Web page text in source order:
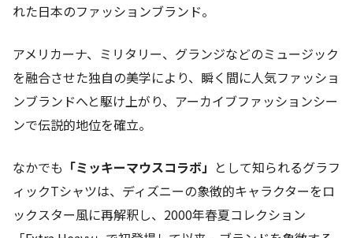
れた日本のファッションブランド。
アメリカーナ、ミリタリー、グランジなどのミュージック
を融合させた独自の美学により、瞬く間に人気ファッショ
ンブランドへと駆け上がり、アーカイブファッションシー
ンで伝説的地位を確立。
なかでも 「ミッキーマウスコラボ」 として知られるグラフ
ィックTシャツは、ディズニーの象徴的キャラクターをロ
ックスター風に再解釈し、2000年春夏コレクション